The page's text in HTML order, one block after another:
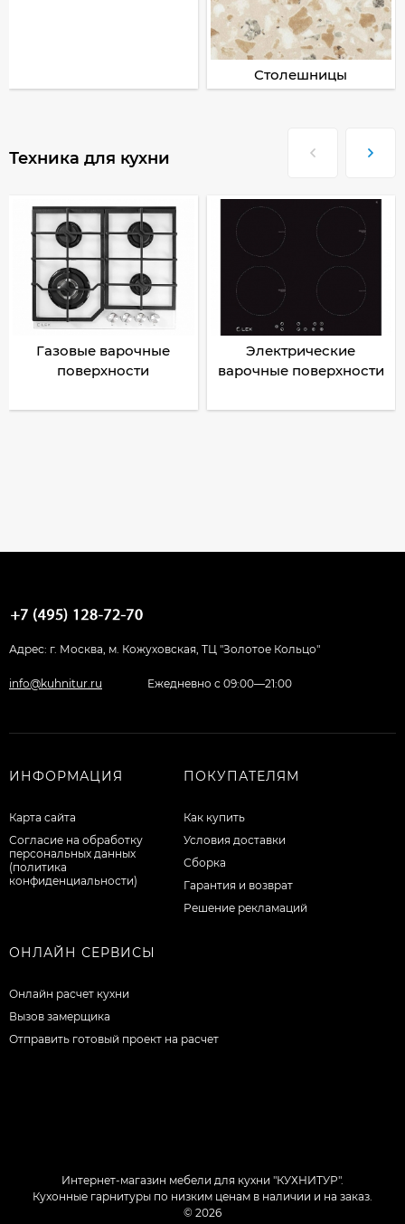
Столешницы
Техника для кухни
Газовые варочные
поверхности
Электрические
варочные поверхности
Адрес: г. Москва, м. Кожуховская, ТЦ "Золотое Кольцо"
info@kuhnitur.ru Ежедневно с 09:00—21:00
ИНФОРМАЦИЯ
Карта сайта
Согласие на обработку
персональных данных
(политика
конфиденциальности)
ПОКУПАТЕЛЯМ
Как купить
Условия доставки
Сборка
Гарантия и возврат
Решение рекламаций
ОНЛАЙН СЕРВИСЫ
Онлайн расчет кухни
Вызов замерщика
Отправить готовый проект на расчет
Интернет-магазин мебели для кухни "КУХНИТУР".
Кухонные гарнитуры по низким ценам в наличии и на заказ.
© 2026